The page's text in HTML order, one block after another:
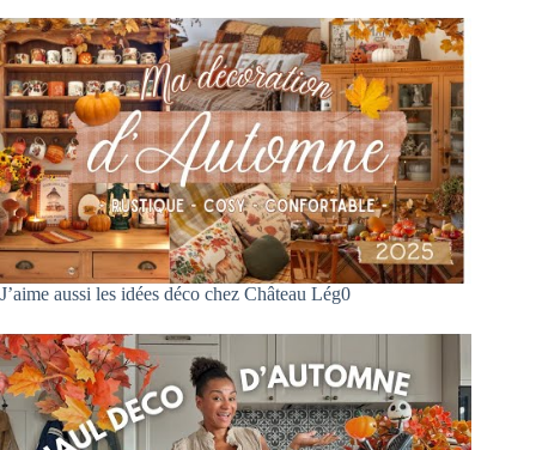
J’aime aussi les idées déco chez Château Lég0